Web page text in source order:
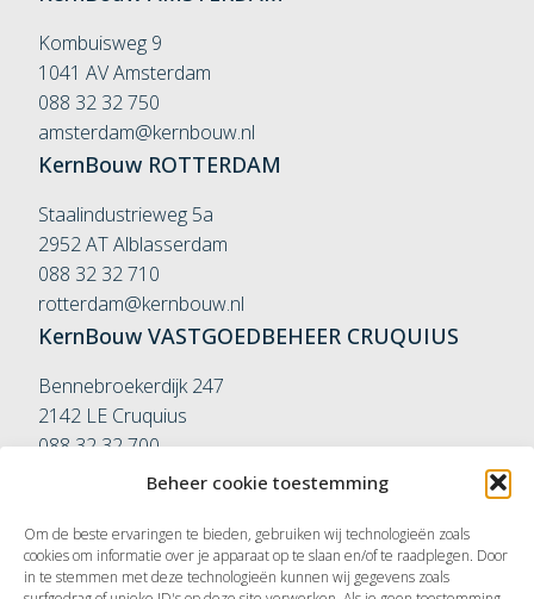
Beheer cookie toestemming
Om de beste ervaringen te bieden, gebruiken wij technologieën zoals
cookies om informatie over je apparaat op te slaan en/of te raadplegen. Door
in te stemmen met deze technologieën kunnen wij gegevens zoals
Kombuisweg 9
1041 AV Amsterdam
088 32 32 750
amsterdam@kernbouw.nl
KernBouw ROTTERDAM
Staalindustrieweg 5a
2952 AT Alblasserdam
088 32 32 710
rotterdam@kernbouw.nl
KernBouw VASTGOEDBEHEER CRUQUIUS
Bennebroekerdijk 247
2142 LE Cruquius
088 32 32 700
vastgoedbeheer@kernbouw.nl
Couwenhovenstraat 9-11
3113 AA Schiedam